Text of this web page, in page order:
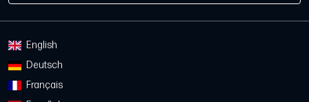
English
Deutsch
Français